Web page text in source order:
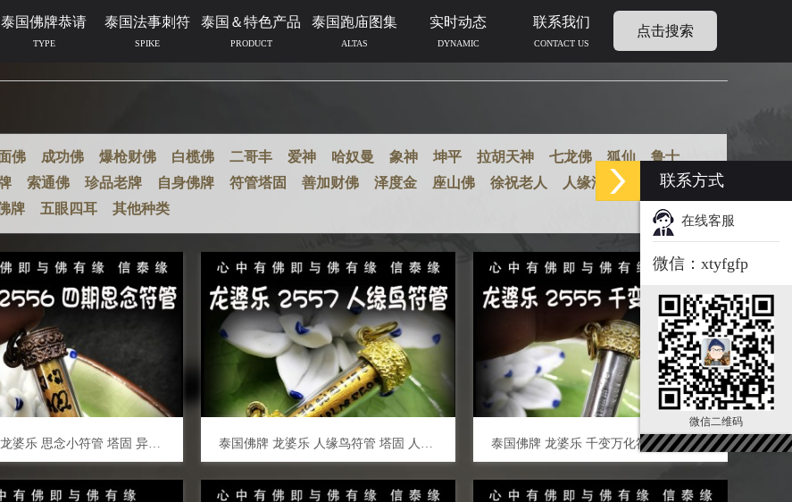
泰国佛牌恭请
TYPE
泰国法事刺符
SPIKE
泰国＆特色产品
PRODUCT
泰国跑庙图集
ALTAS
实时动态
DYNAMIC
联系我们
CONTACT US
点击搜索
佛 成功佛 爆枪财佛 白榄佛 二哥丰 爱神 哈奴曼 象神 坤平 拉胡天神 七龙佛 狐仙
鲁士
索通佛 珍品老牌 自身佛牌 符管塔固 善加财佛 泽度金 座山佛 徐祝老人 人缘油
人缘膏
牌 五眼四耳 其他种类
泰国佛牌 龙婆乐 思念小符管 塔固 异性缘桃花运 招财转运 事业人缘 助姻缘 感情和合 泰国佛牌 龙婆乐 人缘鸟符管 塔固 人缘贵人 口才桃花 财运生意 事业工作 创业投资 招财转运 泰国佛牌 龙婆乐 千变万化符管 塔固 辟邪挡灾 财运生意 事业工作 创业投资 招财转运
联系方式
在线客服
微信：xtyfgfp
微信二维码